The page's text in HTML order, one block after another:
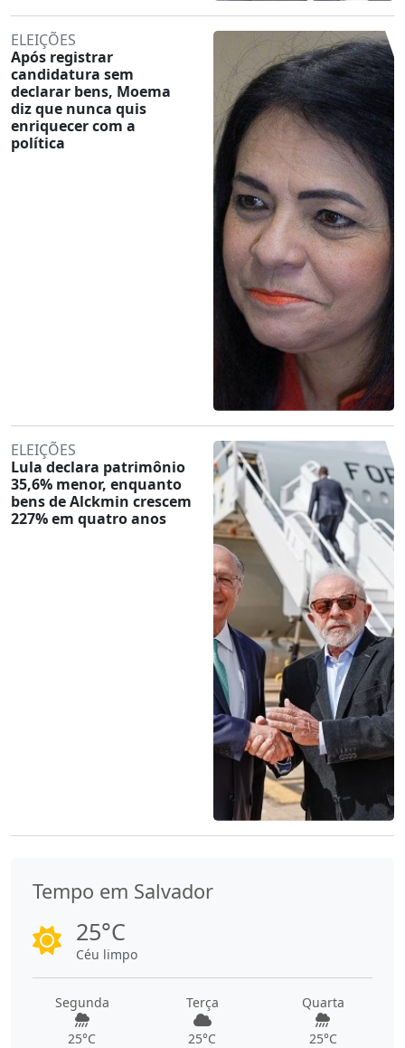
ELEIÇÕES
Após registrar
candidatura sem
declarar bens, Moema
diz que nunca quis
enriquecer com a
política
ELEIÇÕES
Lula declara patrimônio
35,6% menor, enquanto
bens de Alckmin crescem
227% em quatro anos
Tempo em Salvador
25°C
Céu limpo
Segunda
25°C
Terça
25°C
Quarta
25°C